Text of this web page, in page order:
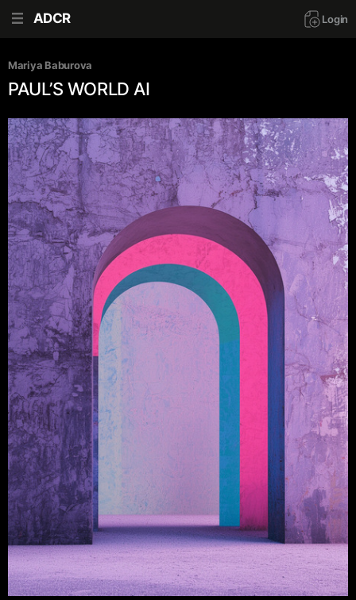
ADCR Login
Mariya Baburova
PAUL’S WORLD AI